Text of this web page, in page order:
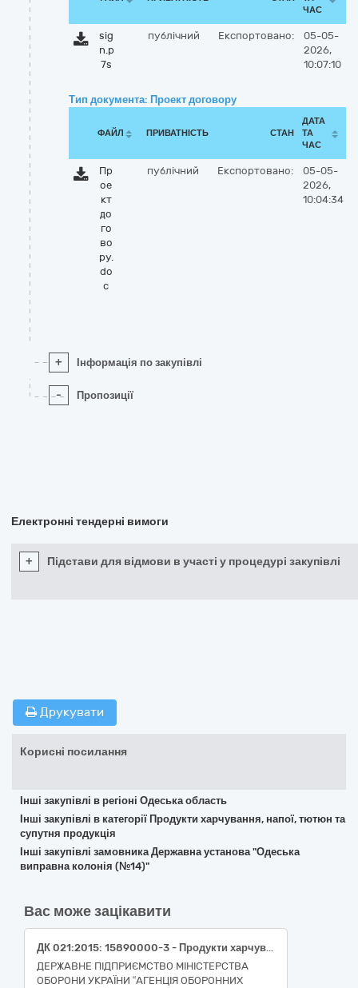
ЧАС
sig
n.p
7s
публічний Експортовано:
05-05-
2026,
10:07:10
Тип документа: Проект договору
ФАЙЛ ПРИВАТНІСТЬ СТАН
ДАТА
ТА
ЧАС
Пр
ое
кт
до
го
во
ру.
do
c
публічний Експортовано:
05-05-
2026,
10:04:34
+ Інформація по закупівлі
- Пропозиції
Електронні тендерні вимоги
+ Підстави для відмови в участі у процедурі закупівлі
Друкувати
Корисні посилання
Інші закупівлі в регіоні Одеська область
Інші закупівлі в категорії Продукти харчування, напої, тютюн та
супутня продукція
Інші закупівлі замовника Державна установа "Одеська
виправна колонія (№14)"
Вас може зацікавити
ДК 021:2015: 15890000-3 - Продукти харчування та сушені продукти різні (Продукти харчування (комплект продуктів харчування за Каталогом продуктів) для особового складу (годування штатних тварин) військових частин (установ) та військових навчальних закладів Збройних Сил України в стаціонарних та польових умовах на 2026 рік)
ДЕРЖАВНЕ ПІДПРИЄМСТВО МІНІСТЕРСТВА
ОБОРОНИ УКРАЇНИ “АГЕНЦІЯ ОБОРОННИХ